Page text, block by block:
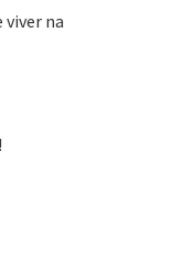
viver na